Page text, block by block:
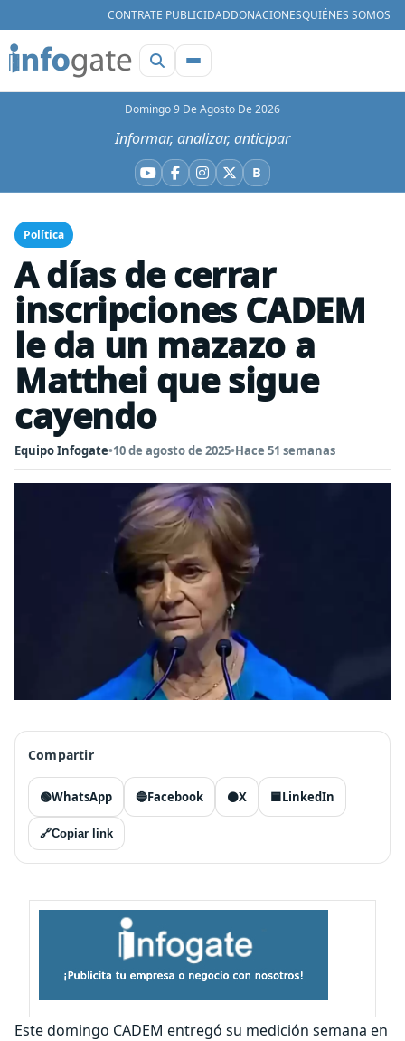
CONTRATE PUBLICIDADDONACIONESQUIÉNES SOMOS
Domingo 9 De Agosto De 2026
Informar, analizar, anticipar
YouTube
Facebook
Instagram
X BBluesky
Política
A días de cerrar
inscripciones CADEM
le da un mazazo a
Matthei que sigue
cayendo
Equipo Infogate•10 de agosto de 2025•Hace 51 semanas
Compartir
🟢WhatsApp 🔵Facebook ⚫X 🟦LinkedIn
🔗Copiar link
Este domingo CADEM entregó su medición semana en